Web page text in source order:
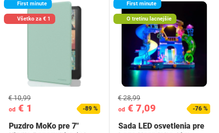
First minute
Všetko za € 1
od € 1
€ 10,99
-89 %
Puzdro MoKo pre 7"
First minute
O tretinu lacnejšie
od € 7,09
€ 28,99
-76 %
Sada LED osvetlenia pre